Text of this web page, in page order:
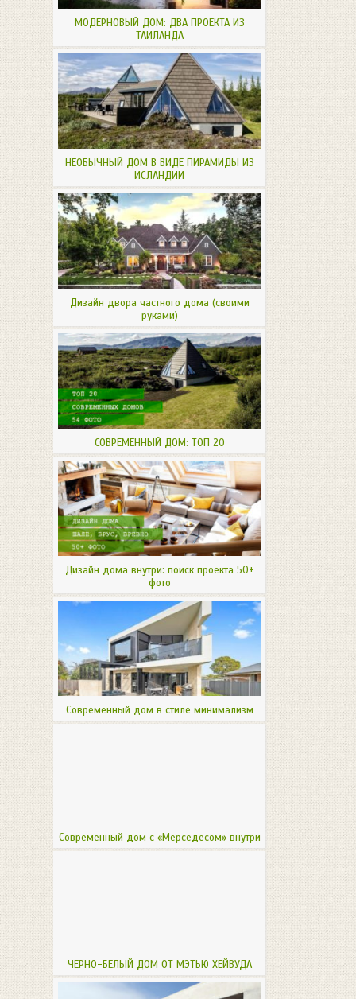
МОДЕРНОВЫЙ ДОМ: ДВА ПРОЕКТА ИЗ
ТАИЛАНДА
НЕОБЫЧНЫЙ ДОМ В ВИДЕ ПИРАМИДЫ ИЗ
ИСЛАНДИИ
Дизайн двора частного дома (своими
руками)
СОВРЕМЕННЫЙ ДОМ: ТОП 20
Дизайн дома внутри: поиск проекта 50+
фото
Современный дом в стиле минимализм
Современный дом с «Мерседесом» внутри
ЧЕРНО-БЕЛЫЙ ДОМ ОТ МЭТЬЮ ХЕЙВУДА